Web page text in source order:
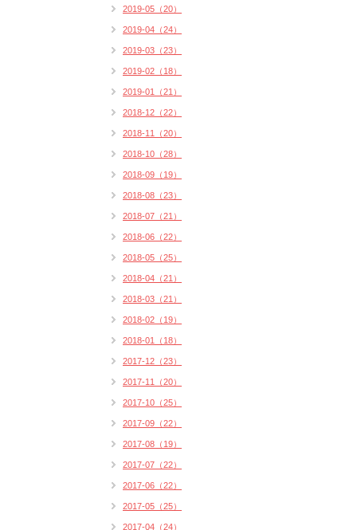
2019-05（20）
2019-04（24）
2019-03（23）
2019-02（18）
2019-01（21）
2018-12（22）
2018-11（20）
2018-10（28）
2018-09（19）
2018-08（23）
2018-07（21）
2018-06（22）
2018-05（25）
2018-04（21）
2018-03（21）
2018-02（19）
2018-01（18）
2017-12（23）
2017-11（20）
2017-10（25）
2017-09（22）
2017-08（19）
2017-07（22）
2017-06（22）
2017-05（25）
2017-04（24）